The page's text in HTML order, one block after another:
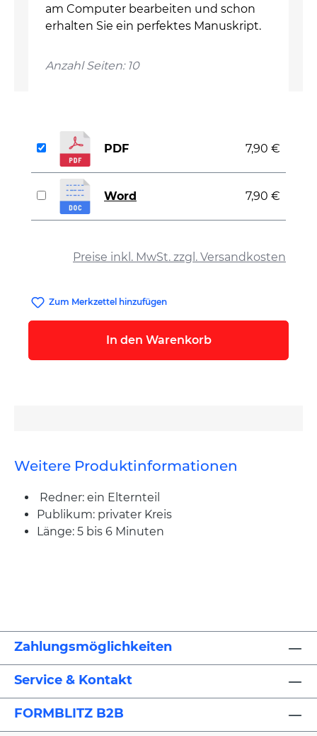
am Computer bearbeiten und schon
erhalten Sie ein perfektes Manuskript.
Anzahl Seiten: 10
Preise inkl. MwSt. zzgl. Versandkosten
PDF 7,90 €
Word 7,90 €
Zum Merkzettel hinzufügen
In den Warenkorb
Weitere Produktinformationen
Redner: ein Elternteil
Publikum: privater Kreis
Länge: 5 bis 6 Minuten
Zahlungsmöglichkeiten
Service & Kontakt
FORMBLITZ B2B